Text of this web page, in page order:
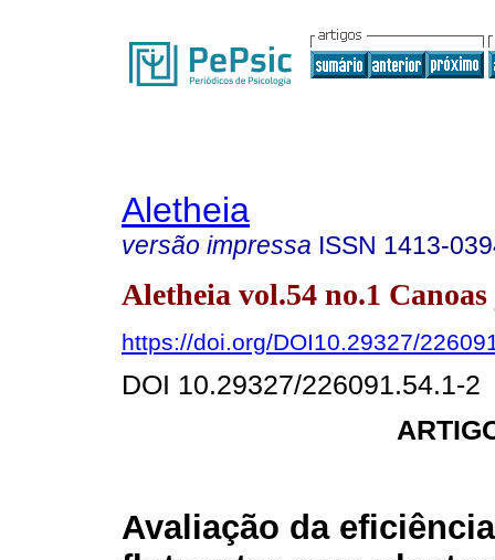
Aletheia
versão impressa ISSN 1413-
Aletheia vol.54 no.1
https://doi.org/DOI10.29327/
DOI 10.29327/226091.54.1-2
Avaliação da